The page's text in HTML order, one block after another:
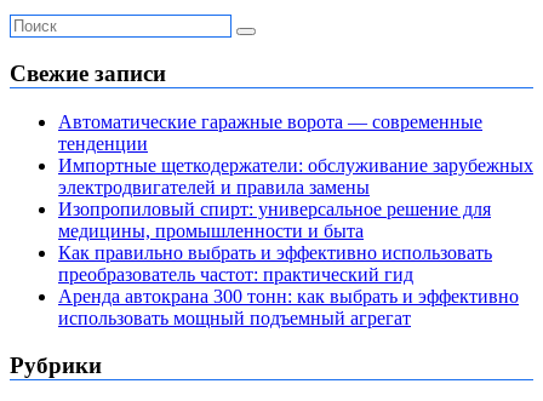
Свежие записи
Автоматические гаражные ворота — современные
тенденции
Импортные щеткодержатели: обслуживание зарубежных
электродвигателей и правила замены
Изопропиловый спирт: универсальное решение для
медицины, промышленности и быта
Как правильно выбрать и эффективно использовать
преобразователь частот: практический гид
Аренда автокрана 300 тонн: как выбрать и эффективно
использовать мощный подъемный агрегат
Рубрики